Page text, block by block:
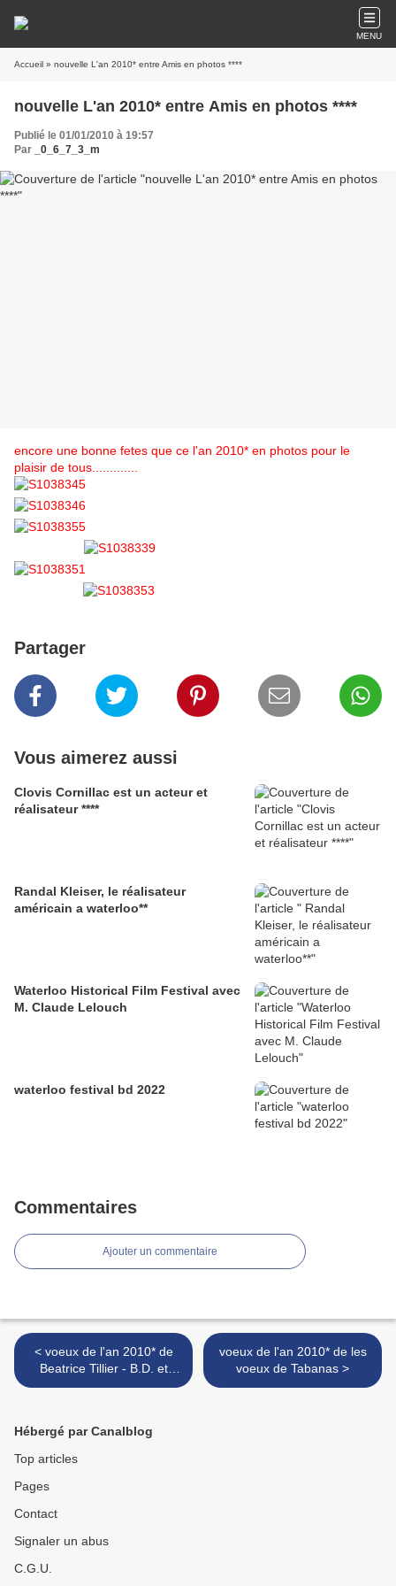
MENU
Accueil » nouvelle L'an 2010* entre Amis en photos ****
nouvelle L'an 2010* entre Amis en photos ****
Publié le 01/01/2010 à 19:57
Par
_0_6_7_3_m
encore une bonne fetes que ce l'an 2010* en photos pour le
plaisir de tous.............
Partager
Vous aimerez aussi
Clovis Cornillac est un acteur et
réalisateur ****
Randal Kleiser, le réalisateur
américain a waterloo**
Waterloo Historical Film Festival avec
M. Claude Lelouch
waterloo festival bd 2022
Commentaires
Ajouter un commentaire
< voeux de l'an 2010* de
Beatrice Tillier - B.D. et
Illustration
voeux de l'an 2010* de les
voeux de Tabanas >
Hébergé par Canalblog
Top articles
Pages
Contact
Signaler un abus
C.G.U.